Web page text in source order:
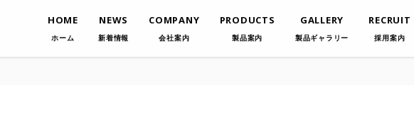
HOME
ホーム
NEWS
新着情報
COMPANY
会社案内
PRODUCTS
製品案内
GALLERY
製品ギャラリー
RECRUIT
採用案内